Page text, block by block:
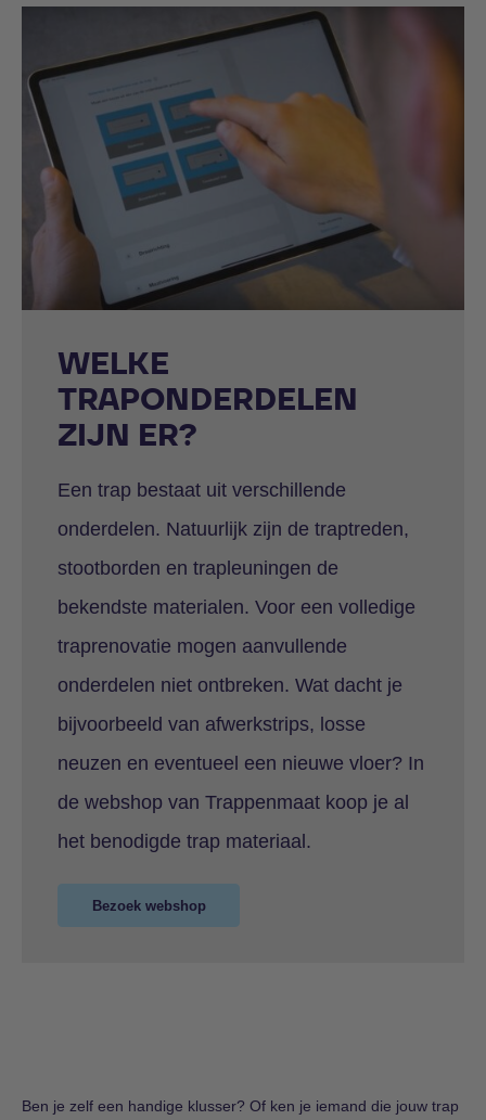
WELKE
TRAPONDERDELEN
ZIJN ER?
Een trap bestaat uit verschillende
onderdelen. Natuurlijk zijn de traptreden,
stootborden en trapleuningen de
bekendste materialen. Voor een volledige
traprenovatie mogen aanvullende
onderdelen niet ontbreken. Wat dacht je
bijvoorbeeld van afwerkstrips, losse
neuzen en eventueel een nieuwe vloer? In
de webshop van Trappenmaat koop je al
het benodigde trap materiaal.
Bezoek webshop
Ben je zelf een handige klusser? Of ken je iemand die jouw trap